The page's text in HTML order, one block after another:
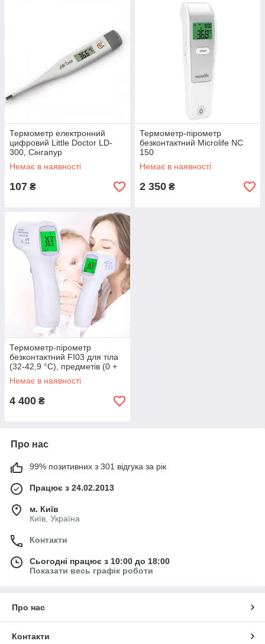
Термометр електронний
цифровий Little Doctor LD-
300, Сінгапур
Немає в наявності
107 ₴
Термометр-пірометр
безконтактний Microlife NC
150
Немає в наявності
2 350 ₴
Термометр-пірометр
безконтактний FI03 для тіла
(32-42,9 °C), предметів (0 +
100 °C)
Немає в наявності
4 400 ₴
Про нас
99% позитивних з 301 відгука за рік
Працює з 24.02.2013
м. Київ
Київ, Україна
Контакти
Сьогодні працює з 10:00 до 18:00
Показати весь графік роботи
Про нас
Контакти